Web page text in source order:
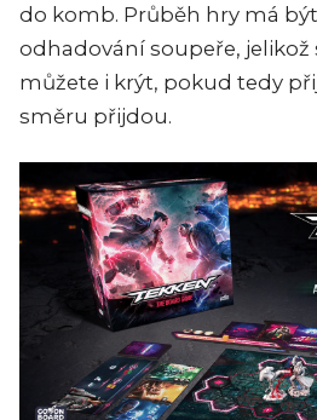
do komb. Průběh hry má
odhadování soupeře, jelikož
můžete i krýt, pokud tedy
směru přijdou.